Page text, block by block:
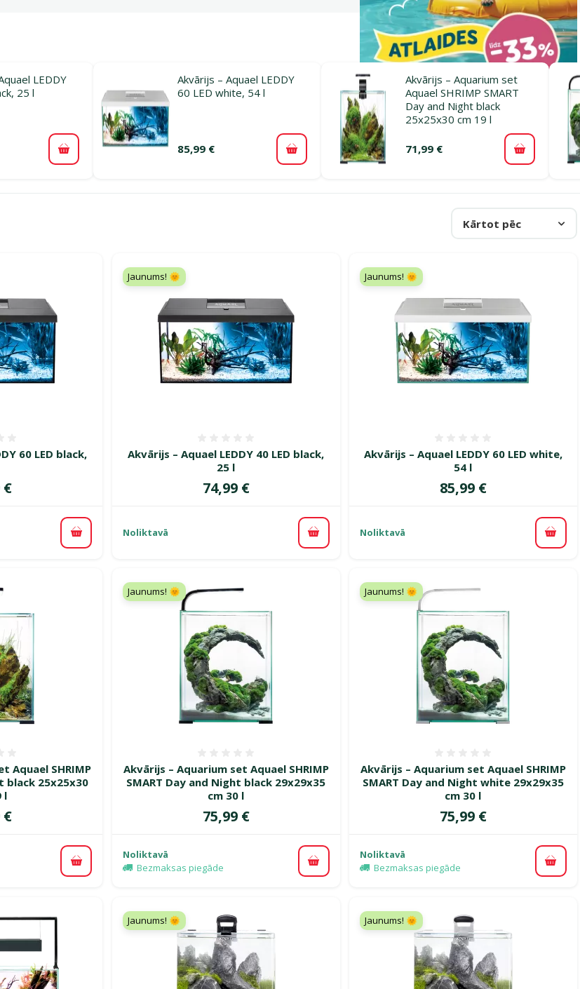
LEDDY
25 l
Pievienot grozam
Akvārijs – Aquael LEDDY
60 LED white, 54 l
85,99 € Pievienot grozam
Akvārijs – Aquarium set
Aquael SHRIMP SMART
Day and Night black
25x25x30 cm 19 l
71,99 € Pievienot
Kārtot pēc
60 LED black,
€
Pievienot grozam
Akvārijs – Aquael LEDDY 40 LED black,
25 l
Cena
74,99 €
Jaunums! 🌞
Noliktavā Pievienot grozam
Akvārijs – Aquael LEDDY 60 LED white,
54 l
Cena
85,99 €
Jaunums! 🌞
Noliktavā
Aquael SHRIMP
black 25x25x30
l
€
Pievienot grozam
Akvārijs – Aquarium set Aquael SHRIMP
SMART Day and Night black 29x29x35
cm 30 l
Cena
75,99 €
Jaunums! 🌞
Noliktavā
Bezmaksas piegāde
Pievienot grozam
Akvārijs – Aquarium set Aquael SHRIMP
SMART Day and Night white 29x29x35
cm 30 l
Cena
75,99 €
Jaunums! 🌞
Noliktavā
Bezmaksas piegāde
Jaunums! 🌞 Jaunums! 🌞